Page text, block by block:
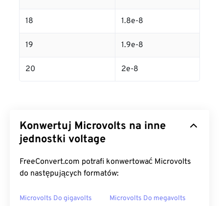
18 1.8e-8
19 1.9e-8
20 2e-8
Konwertuj Microvolts na inne
jednostki voltage
FreeConvert.com potrafi konwertować Microvolts
do następujących formatów:
Microvolts Do gigavolts Microvolts Do megavolts